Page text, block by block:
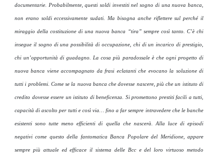
documentarie. Probabilmente, questi soldi investiti nel sogno di una nuova banca,
non erano soldi eccessivamente sudati. Ma bisogna anche riflettere sul perché il
miraggio della costituzione di una nuova banca “tira” sempre così tanto. C’è chi
insegue il sogno di una possibilità di occupazione, chi di un incarico di prestigio,
chi un’opportunità di guadagno. La cosa più paradossale è che ogni progetto di
nuova banca viene accompagnato da frasi eclatanti che evocano la soluzione di
tutti i problemi. Come se la nuova banca che dovesse nascere, più che un istituto di
credito dovesse essere un istituto di beneficenza. Si promettono prestiti facili a tutti,
capacità di ascolto per tutti e così via… fino a far sempre intravedere che le banche
esistenti sono tutte meno efficienti di quella che nascerà. Alla luce di episodi
negativi come questo della fantomatica Banca Popolare del Meridione, appare
sempre più attuale ed efficace il sistema delle Bcc e del loro virtuoso metodo